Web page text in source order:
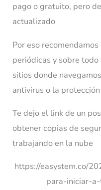
pago o gratuito, pero
actualizado
Por eso
periódicas y sobre
sitios donde
antivirus o la
Te dejo el link de un
obtener copias de
trabajando en la nube
https://easystem.co/
para-iniciar-